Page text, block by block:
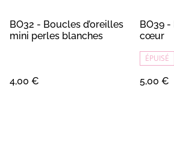
BO32 - Boucles d’oreilles
mini perles blanches
4,00 €
BO39 -
cœur
ÉPUISÉ
5,00 €